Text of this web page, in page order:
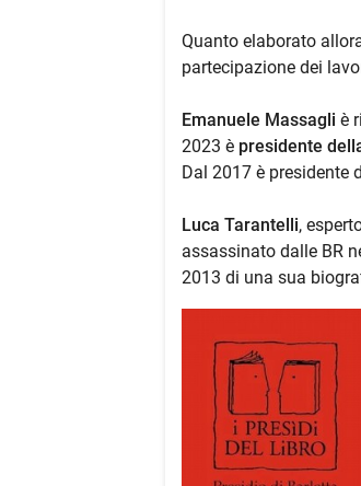
Quanto elaborato
partecipazione dei
Emanuele Massagli è
2023 è presidente
Dal 2017 è presidente
Luca Tarantelli,
assassinato dalle BR
2013 di una sua